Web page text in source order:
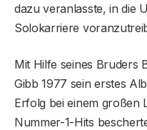
dazu veranlasste, in die
Solokarriere
Mit Hilfe seines Bruders
Gibb 1977 sein erstes
Erfolg bei einem großen
Nummer-1-Hits